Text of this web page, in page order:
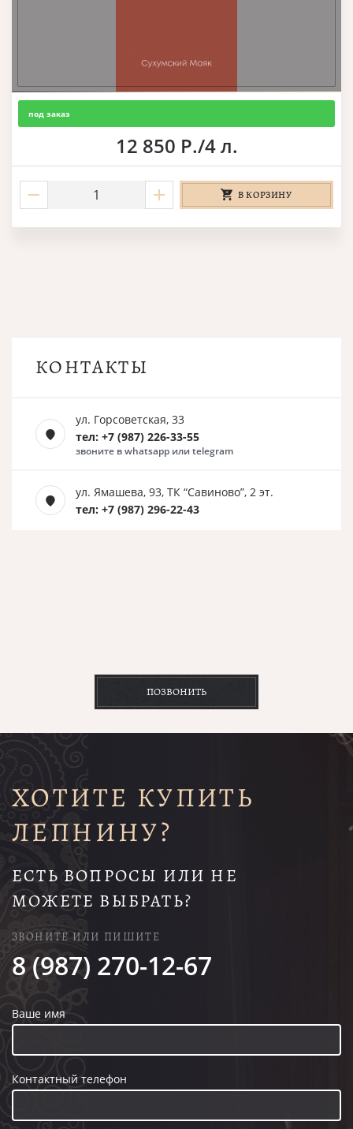
под заказ
12 850 Р./4 л.
В КОРЗИНУ
КОНТАКТЫ
ул. Горсоветская, 33
тел: +7 (987) 226-33-55
звоните в whatsapp или telegram
ул. Ямашева, 93, ТК “Савиново”, 2 эт.
тел: +7 (987) 296-22-43
ПОЗВОНИТЬ
ХОТИТЕ КУПИТЬ
ЛЕПНИНУ?
ЕСТЬ ВОПРОСЫ ИЛИ НЕ
МОЖЕТЕ ВЫБРАТЬ?
ЗВОНИТЕ ИЛИ ПИШИТЕ
8 (987) 270-12-67
Ваше имя
Контактный телефон